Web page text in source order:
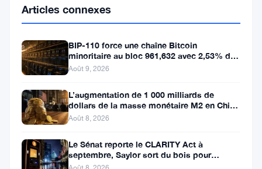
commissaire
SEC,
« Crypto
Mom »,
freine
toute
Articles connexes
BIP-110 force une chaîne Bitcoin
minoritaire au bloc 961,632 avec 2,53% de
soutien des mineurs
Août 9, 2026
L’augmentation de 1 000 milliards de
dollars de la masse monétaire M2 en Chine
laisse les traders de Bitcoin
Août 8, 2026
Le Sénat reporte le CLARITY Act à
septembre, Saylor sort du bois pour
Bitcoin